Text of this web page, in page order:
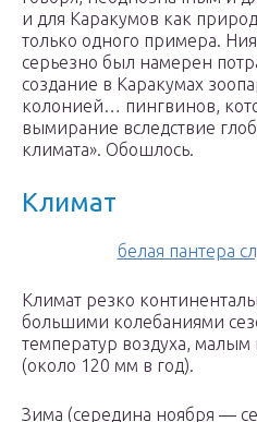
и для Каракумов как
только одного примера.
серьезно был намерен
создание в Каракумах
колонией… пингвинов,
вымирание вследствие
климата». Обошлось.
Климат
белая пантера
Климат резко
большими колебаниями
температур воздуха, малым
(около 120 мм в год).
Зима (середина ноября —